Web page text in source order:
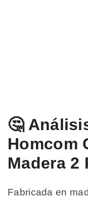
🤔
Homcom
Madera 2
Fabricada en